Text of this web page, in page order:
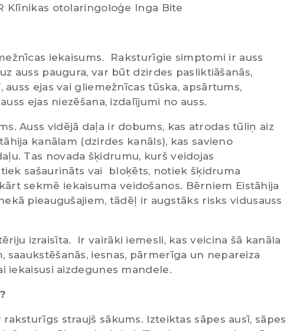
Klīnikas otolaringoloģe Inga Bite
iekaisums. Raksturīgie simptomi ir auss
auss paugura, var būt dzirdes pasliktiāšanās,
ejas vai gliemežnīcas tūska, apsārtums,
ejas niezēšana, izdalījumi no auss.
Auss vidējā daļa ir dobums, kas atrodas tūliņ aiz
kanālam (dzirdes kanāls), kas savieno
Tas novada šķidrumu, kurš veidojas
sašaurināts vai bloķēts, notiek šķidruma
sekmē iekaisuma veidošanos. Bērniem Eistāhija
pieaugušajiem, tādēļ ir augstāks risks vidusauss
izraisīta. Ir vairāki iemesli, kas veicina šā kanāla
saaukstēšanās, iesnas, pārmerīga un nepareiza
iekaisusi aizdegunes mandele.
straujš sākums. Izteiktas sāpes ausī, sāpes